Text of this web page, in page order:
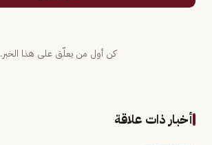
كن أول من يعلّق على هذا الخبر.
أخبار ذات علاقة